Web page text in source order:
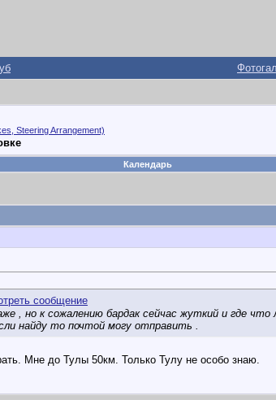
Steering Arrangement)
Календарь
, но к сожалению бардак сейчас жуткий и где что
найду то почтой могу отправить .
Мне до Тулы 50км. Только Тулу не особо знаю.